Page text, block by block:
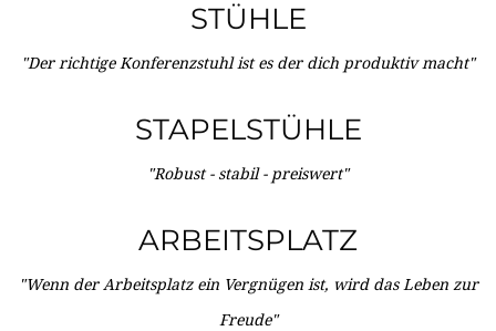
STÜHLE
"Der richtige Konferenzstuhl ist es der dich produktiv macht"
STAPELSTÜHLE
"Robust - stabil - preiswert"
ARBEITSPLATZ
"Wenn der Arbeitsplatz ein Vergnügen ist, wird das Leben zur
Freude"